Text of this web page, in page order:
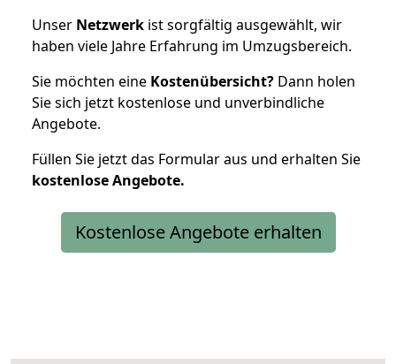
Unser Netzwerk ist sorgfältig ausgewählt, wir
haben viele Jahre Erfahrung im Umzugsbereich.
Sie möchten eine Kostenübersicht? Dann holen
Sie sich jetzt kostenlose und unverbindliche
Angebote.
Füllen Sie jetzt das Formular aus und erhalten Sie
kostenloseAngebote.
Kostenlose Angebote erhalten